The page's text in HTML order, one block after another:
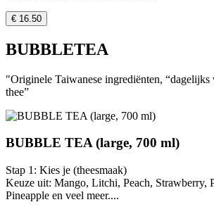
€ 16.50
BUBBLETEA
"Originele Taiwanese ingrediënten, “dagelijks
thee”
BUBBLE TEA (large, 700 ml)
Stap 1: Kies je (theesmaak)
Keuze uit: Mango, Litchi, Peach, Strawberry,
Pineapple en veel meer....